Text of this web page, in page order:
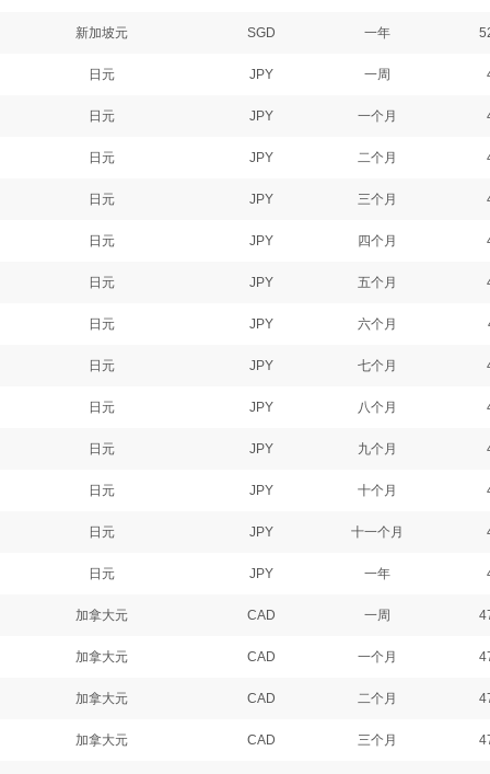
新加坡元 SGD 一年
日元 JPY 一周
日元 JPY 一个月
日元 JPY 二个月
日元 JPY 三个月
日元 JPY 四个月
日元 JPY 五个月
日元 JPY 六个月
日元 JPY 七个月
日元 JPY 八个月
日元 JPY 九个月
日元 JPY 十个月
日元 JPY 十一个月
日元 JPY 一年
加拿大元 CAD 一周
加拿大元 CAD 一个月
加拿大元 CAD 二个月
加拿大元 CAD 三个月